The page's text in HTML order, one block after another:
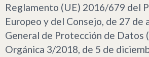
Reglamento (UE) 2016/679 del
Europeo y del Consejo, de 27 de
General de Protección de Datos
Orgánica 3/2018, de 5 de